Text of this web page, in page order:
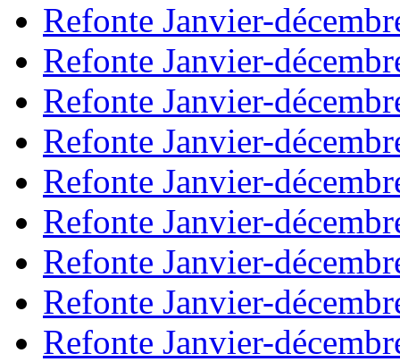
Refonte Janvier-
Refonte Janvier-
Refonte Janvier-
Refonte Janvier-
Refonte Janvier-
Refonte Janvier-
Refonte Janvier-
Refonte Janvier-
Refonte Janvier-